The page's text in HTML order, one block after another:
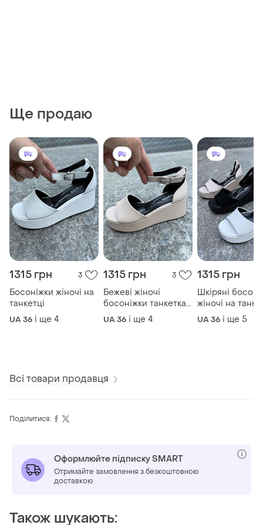
Ще продаю
1315 грн 3
Босоніжки жіночі на
танкетці
UA 36 і ще 4
1315 грн 3
Бежеві жіночі
босоніжки танкетка
шкіряні
UA 36 і ще 4
1315 грн
Шкіряні
жіночі на
UA 36 і ще 5
Всі товари продавця
Поділитися:
Оформлюйте підписку SMART
Отримайте замовлення з безкоштовною
доставкою
Також шукають: